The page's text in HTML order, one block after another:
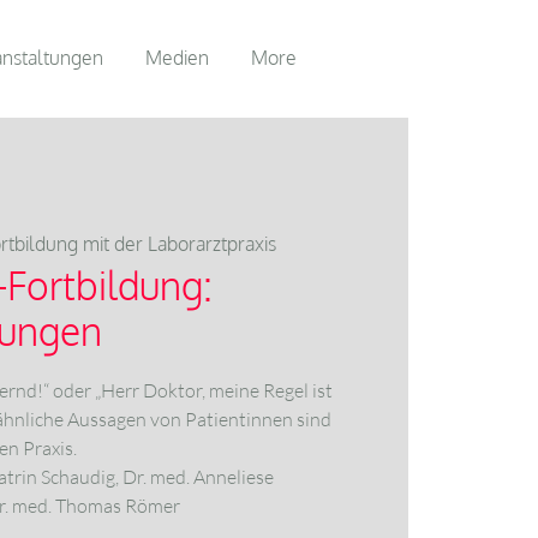
Medien More
mit der Laborarztpraxis
oder „Herr Doktor, meine Regel ist
Aussagen von Patientinnen sind
Praxis.
Schaudig, Dr. med. Anneliese
med. Thomas Römer